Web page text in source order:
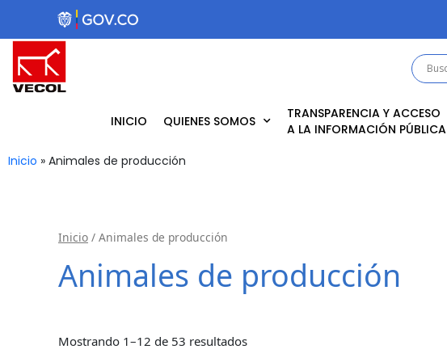
contenido
INICIO QUIENES SOMOS
TRANSPARENCIA Y ACCESO
A LA INFORMACIÓN PÚBLICA
Inicio » Animales de producción
Inicio / Animales de producción
Animales de producción
Mostrando 1–12 de 53 resultados